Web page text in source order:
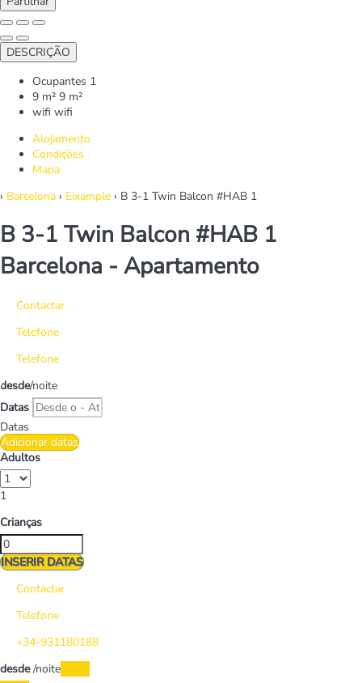
DESCRIÇÃO
Ocupantes 1
9 m² 9 m²
wifi wifi
Alojamento
Condições
Mapa
› Barcelona › Eixample › B 3-1 Twin Balcon #HAB 1
B 3-1 Twin Balcon #HAB 1
Barcelona - Apartamento
Contactar
Telefone
Telefone
desde/noite
Datas
Datas
Adicionar datas
Adultos
1
Crianças
INSERIR DATAS
Contactar
Telefone
+34-931180188
desde /noite